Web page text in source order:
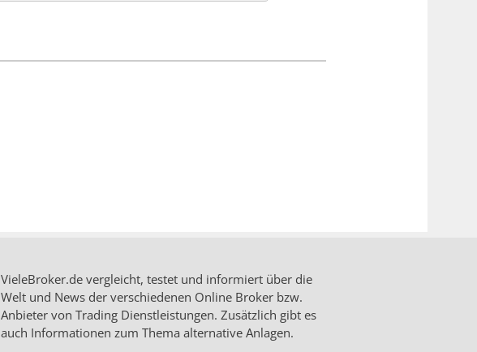
VieleBroker.de vergleicht, testet und informiert über die
Welt und News der verschiedenen Online Broker bzw.
Anbieter von Trading Dienstleistungen. Zusätzlich gibt es
auch Informationen zum Thema alternative Anlagen.